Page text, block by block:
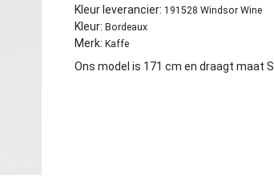
Kleur leverancier: 191528 Windsor Wine
Kleur: Bordeaux
Merk: Kaffe
Ons model is 171 cm en draagt maat S